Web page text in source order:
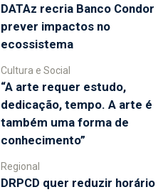
DATAz recria Banco Condor
prever impactos no
ecossistema
Cultura e Social
“A arte requer estudo,
dedicação, tempo. A arte é
também uma forma de
conhecimento”
Regional
DRPCD quer reduzir horário